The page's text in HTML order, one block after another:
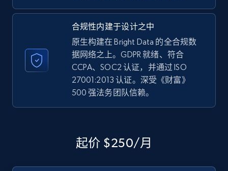
合规性内建于设计之中
原生构建在 Bright Data 的全合规数
据网络之上。GDPR 就绪、符合
CCPA、SOC2 认证，并通过 ISO
27001:2013 认证。深受《财富》
500 强法务团队信赖。
起价 $250/月